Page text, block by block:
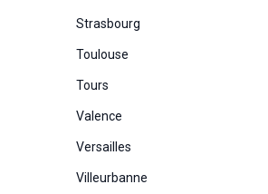
Strasbourg
Toulouse
Tours
Valence
Versailles
Villeurbanne